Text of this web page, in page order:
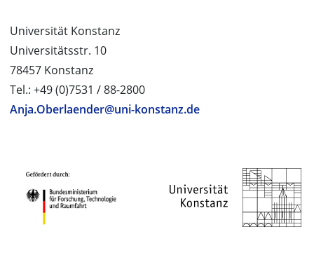
Universität Konstanz
Universitätsstr. 10
78457 Konstanz
Tel.: +49 (0)7531 / 88-2800
Anja.Oberlaender@uni-konstanz.de